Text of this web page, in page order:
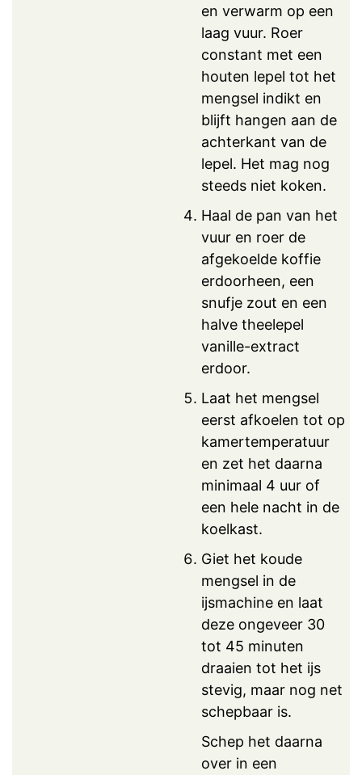
en verwarm op een
laag vuur. Roer
constant met een
houten lepel tot het
mengsel indikt en
blijft hangen aan de
achterkant van de
lepel. Het mag nog
steeds niet koken.
Haal de pan van het
vuur en roer de
afgekoelde koffie
erdoorheen, een
snufje zout en een
halve theelepel
vanille-extract
erdoor.
Laat het mengsel
eerst afkoelen tot op
kamertemperatuur
en zet het daarna
minimaal 4 uur of
een hele nacht in de
koelkast.
Giet het koude
mengsel in de
ijsmachine en laat
deze ongeveer 30
tot 45 minuten
draaien tot het ijs
stevig, maar nog net
schepbaar is.
Schep het daarna
over in een